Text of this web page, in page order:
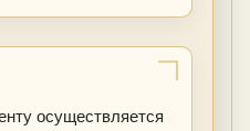
осуществляется